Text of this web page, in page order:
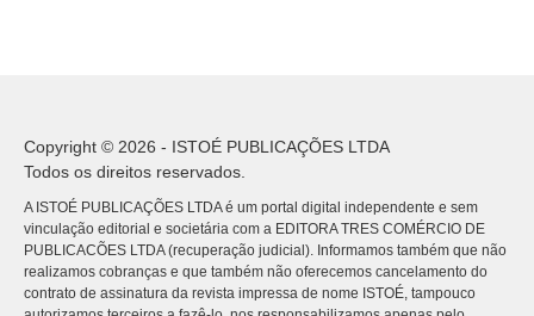
Copyright © 2026 - ISTOÉ PUBLICAÇÕES LTDA
Todos os direitos reservados.
A ISTOÉ PUBLICAÇÕES LTDA é um portal digital independente e sem
vinculação editorial e societária com a EDITORA TRES COMÉRCIO DE
PUBLICACÕES LTDA (recuperação judicial). Informamos também que não
realizamos cobranças e que também não oferecemos cancelamento do
contrato de assinatura da revista impressa de nome ISTOÉ, tampouco